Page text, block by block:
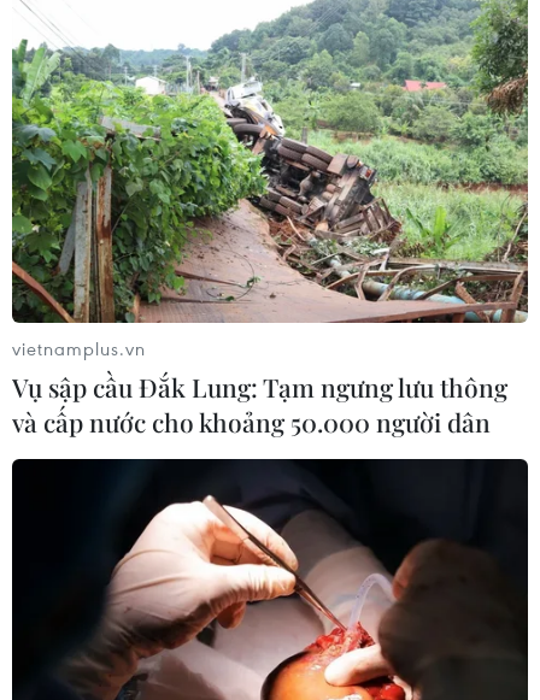
TIN CÙNG CHUYÊN MỤC
Để trái sầu riêng đáp ứng yêu cầu
xuất khẩu bền vững
07/08/2026 07:34
vietnamplus.vn
Vụ sập cầu Đắk Lung: Tạm ngưng lưu thông
và cấp nước cho khoảng 50.000 người dân